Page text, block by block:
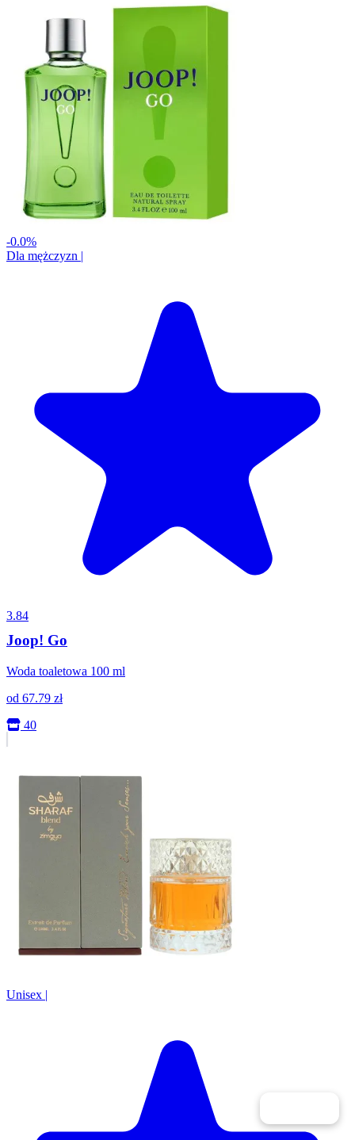
-0.0%
Dla mężczyzn |
3.84
Joop! Go
Woda toaletowa 100 ml
od 67.79 zł
40
Unisex |